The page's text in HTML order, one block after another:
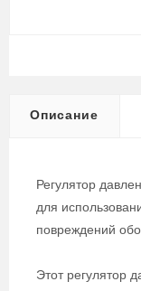
Описание
Регулятор
для
повреждений
Этот регулятор